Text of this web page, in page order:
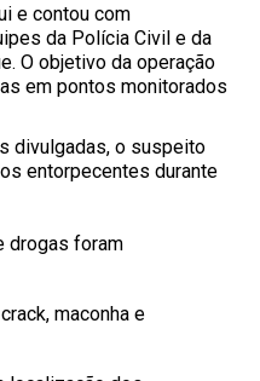
e contou com
da Polícia Civil e da
O objetivo da operação
em pontos monitorados
divulgadas, o suspeito
entorpecentes durante
drogas foram
maconha e